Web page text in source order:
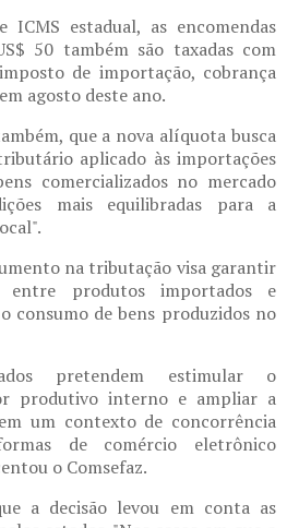
estadual, as encomendas
50 também são taxadas com
de importação, cobrança
agosto deste ano.
que a nova alíquota busca
aplicado às importações
comercializados no mercado
mais equilibradas para a
na tributação visa garantir
entre produtos importados e
consumo de bens produzidos no
pretendem estimular o
produtivo interno e ampliar a
um contexto de concorrência
de comércio eletrônico
o Comsefaz.
a decisão levou em conta as